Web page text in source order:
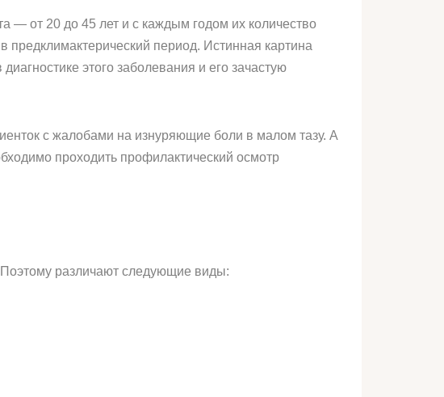
— от 20 до 45 лет и с каждым годом их количество
предклимактерический период. Истинная картина
этого заболевания и его зачастую
с жалобами на изнуряющие боли в малом тазу. А
проходить профилактический осмотр
различают следующие виды: